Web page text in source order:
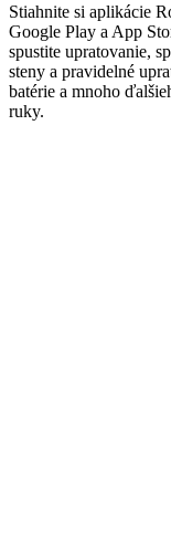
Stiahnite si aplikácie
Google Play a App
spustite upratovanie,
steny a pravidelné
batérie a mnoho
ruky.